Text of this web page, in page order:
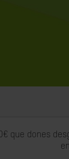
que dones